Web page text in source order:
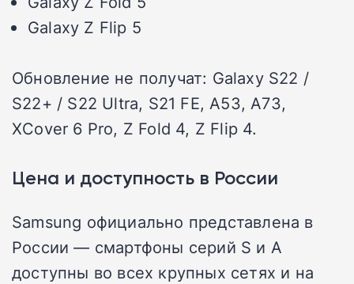
Galaxy Z Flip 5
Обновление не получат: Galaxy S22 /
S22+ / S22 Ultra, S21 FE, A53, A73,
XCover 6 Pro, Z Fold 4, Z Flip 4.
Цена и доступность в России
Samsung официально представлена в
России — смартфоны серий S и A
доступны во всех крупных сетях и на